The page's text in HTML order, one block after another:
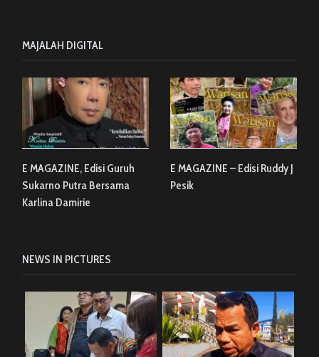
MAJALAH DIGITAL
E MAGAZINE, Edisi Guruh
Sukarno Putra Bersama
Karlina Damirie
E MAGAZINE – Edisi Ruddy J
Pesik
NEWS IN PICTURES